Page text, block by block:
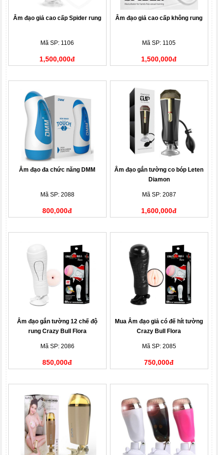
Âm đạo giả cao cấp Spider rung
Mã SP: 1106
1,500,000đ
Âm đạo giả cao cấp không rung
Mã SP: 1105
1,500,000đ
Âm đạo đa chức năng DMM
Mã SP: 2088
800,000đ
Âm đạo gắn tường co bóp Leten
Diamon
Mã SP: 2087
1,600,000đ
Âm đạo gắn tường 12 chế độ
rung Crazy Bull Flora
Mã SP: 2086
850,000đ
Mua Âm đạo giả có đế hít tường
Crazy Bull Flora
Mã SP: 2085
750,000đ